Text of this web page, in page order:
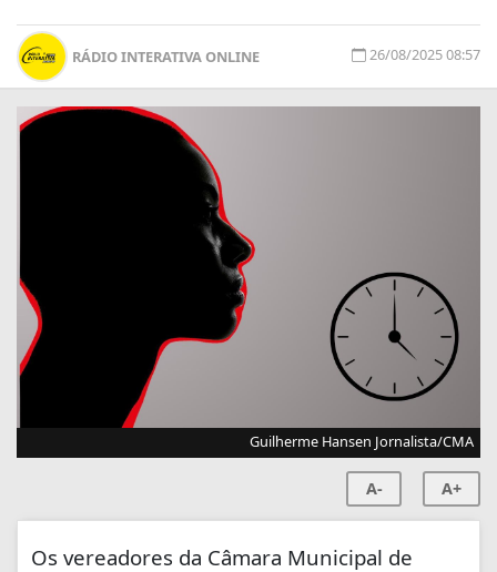
RÁDIO INTERATIVA ONLINE 26/08/2025 08:57
Guilherme Hansen Jornalista/CMA
A- A+
Os vereadores da Câmara Municipal de